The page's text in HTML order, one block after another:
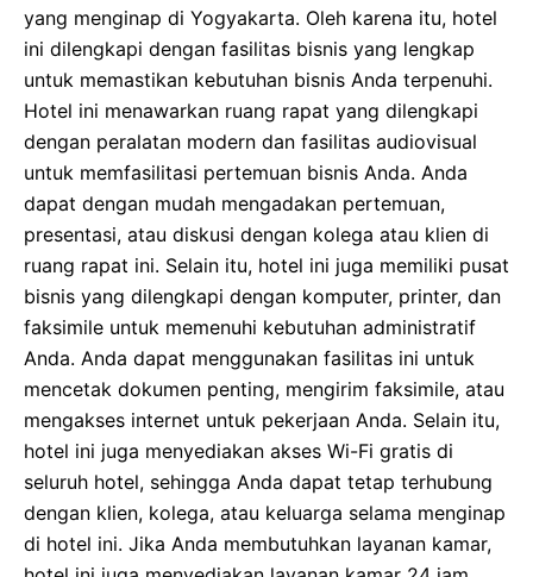
yang menginap di Yogyakarta. Oleh karena itu, hotel
ini dilengkapi dengan fasilitas bisnis yang lengkap
untuk memastikan kebutuhan bisnis Anda terpenuhi.
Hotel ini menawarkan ruang rapat yang dilengkapi
dengan peralatan modern dan fasilitas audiovisual
untuk memfasilitasi pertemuan bisnis Anda. Anda
dapat dengan mudah mengadakan pertemuan,
presentasi, atau diskusi dengan kolega atau klien di
ruang rapat ini. Selain itu, hotel ini juga memiliki pusat
bisnis yang dilengkapi dengan komputer, printer, dan
faksimile untuk memenuhi kebutuhan administratif
Anda. Anda dapat menggunakan fasilitas ini untuk
mencetak dokumen penting, mengirim faksimile, atau
mengakses internet untuk pekerjaan Anda. Selain itu,
hotel ini juga menyediakan akses Wi-Fi gratis di
seluruh hotel, sehingga Anda dapat tetap terhubung
dengan klien, kolega, atau keluarga selama menginap
di hotel ini. Jika Anda membutuhkan layanan kamar,